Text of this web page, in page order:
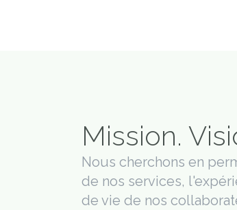
Mission.
Nous cherchons en
de nos services,
de vie de nos